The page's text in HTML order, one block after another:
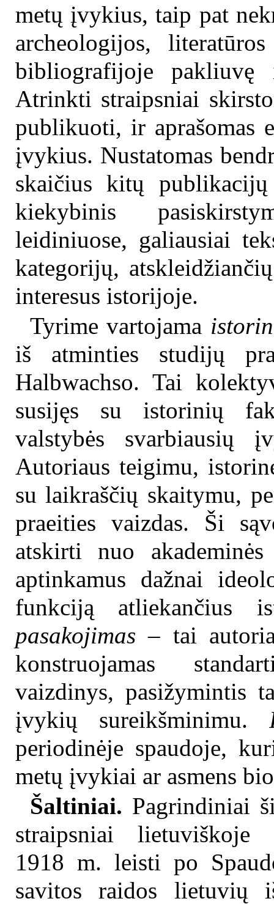
metų įvykius, taip pat
archeologijos,
bibliografijoje pakliuvę
Atrinkti straipsniai
publikuoti, ir aprašomas
įvykius. Nustatomas
skaičius kitų
kiekybinis
leidiniuose, galiausiai
kategorijų,
interesus istorijoje.
Tyrime vartojama
iš atminties studijų
Halbwachso. Tai
susijęs su istorinių
valstybės svarbiausių
Autoriaus teigimu,
su laikraščių skaitymu,
praeities vaizdas. Ši
atskirti nuo
aptinkamus dažnai
funkciją atliekančius
pasakojimas – tai
konstruojamas
vaizdinys, pasižymintis
įvykių sureikšminimu.
periodinėje spaudoje,
metų įvykiai ar asmens
Šaltiniai. Pagrindiniai
straipsniai lietuviškoje
1918 m. leisti po
savitos raidos lietuvių